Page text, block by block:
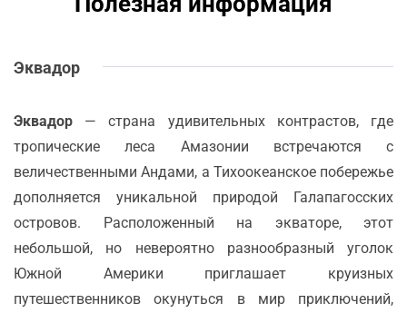
Эквадор
Эквадор — страна удивительных контрастов, где
тропические леса Амазонии встречаются с
величественными Андами, а Тихоокеанское побережье
дополняется уникальной природой Галапагосских
островов. Расположенный на экваторе, этот
небольшой, но невероятно разнообразный уголок
Южной Америки приглашает круизных
путешественников окунуться в мир приключений,